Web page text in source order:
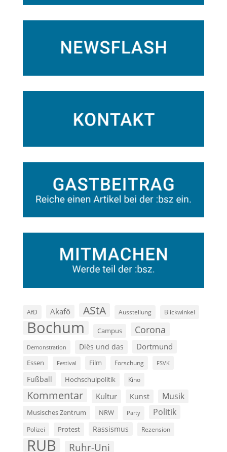
AfD Akafö AStA Ausstellung Blickwinkel
Bochum Campus Corona
Demonstration Diës und das Dortmund
Essen Festival Film Forschung FSVK
Fußball Hochschulpolitik Kino
Kommentar Kultur Kunst Musik
Musisches Zentrum NRW Party Politik
Polizei Protest Rassismus Rezension
RUB Ruhr-Uni